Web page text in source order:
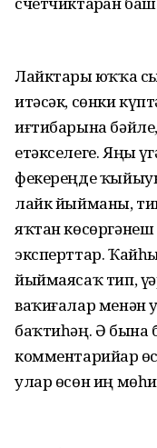
Лайктарҙы юҡҡа
итәсәк, сөнки
иғтибарына
етәкселеге. Яңы
фекереңде
лайк йыйманы,
яҡтан көсөргәнеш
эксперттар. Ҡайһы
йыймаясаҡ тип,
ваҡиғалар
баҡтиһәң. Ә бына
комментарийҙар
улар өсөн иң